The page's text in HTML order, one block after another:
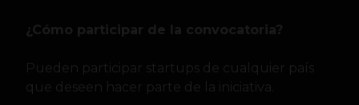
¿Cómo participar de la convocatoria?
Pueden participar startups de cualquier país
que deseen hacer parte de la iniciativa.